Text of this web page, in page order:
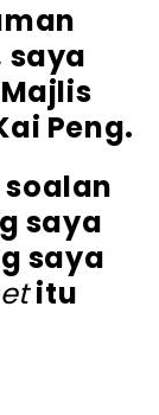
saya
Peng.
saya
saya
itu